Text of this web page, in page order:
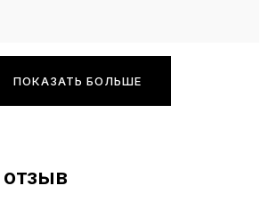
ПОКАЗАТЬ БОЛЬШЕ